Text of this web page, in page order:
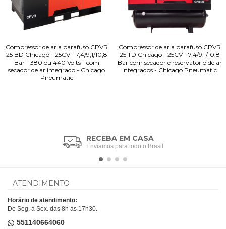
Compressor de ar a parafuso CPVR
25 BD Chicago - 25CV - 7,4/9,1/10,8
Bar - 380 ou 440 Volts - com
secador de ar integrado - Chicago
Pneumatic
Compressor de ar a parafuso CPVR
25 TD Chicago - 25CV - 7,4/9,1/10,8
Bar com secador e reservatório de ar
integrados - Chicago Pneumatic
RECEBA EM CASA
Enviamos para todo o Brasil
ATENDIMENTO
Horário de atendimento:
De Seg. à Sex. das 8h às 17h30.
551140664060